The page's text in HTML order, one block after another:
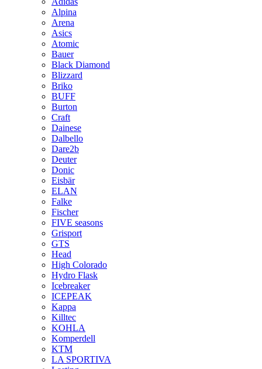
Alpina
Arena
Asics
Atomic
Bauer
Black Diamond
Blizzard
Briko
BUFF
Burton
Craft
Dainese
Dalbello
Dare2b
Deuter
Donic
Eisbär
ELAN
Falke
Fischer
FIVE seasons
Grisport
GTS
Head
High Colorado
Hydro Flask
Icebreaker
ICEPEAK
Kappa
Killtec
KOHLA
Komperdell
KTM
LA SPORTIVA